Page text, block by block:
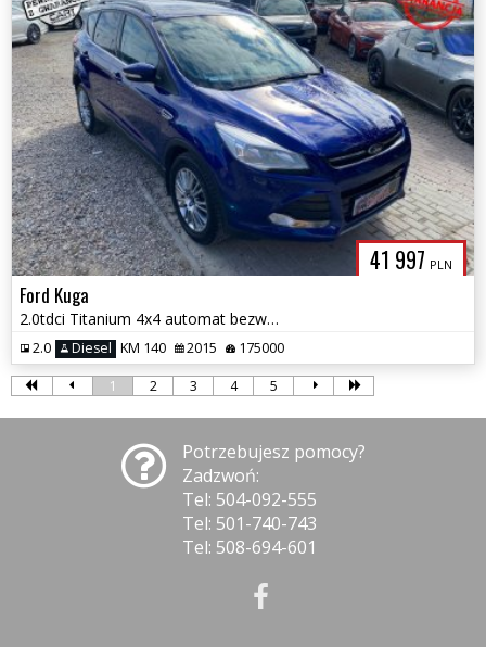
41 997 PLN
Ford Kuga
2.0tdci Titanium 4x4 automat bezwypadkowy full serwis 1 wl. 1.rok gwar
2.0 Diesel KM 140 2015 175000
1 2 3 4 5
Potrzebujesz pomocy?
Zadzwoń:
Tel: 504-092-555
Tel: 501-740-743
Tel: 508-694-601